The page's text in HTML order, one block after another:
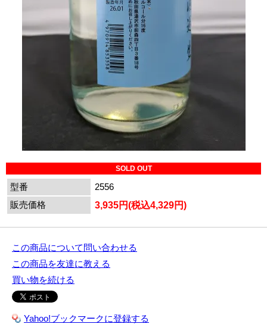
SOLD OUT
型番
2556
販売価格
3,935円(税込4,329円)
この商品について問い合わせる
この商品を友達に教える
買い物を続ける
Yahoo!ブックマークに登録する